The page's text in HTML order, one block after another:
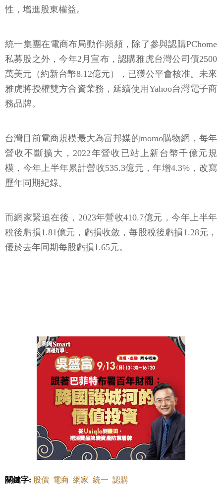
性，增進股東權益。
統一集團在電商布局動作頻頻，除了參與認購PChome
私募股之外，今年2月宣布，認購雅虎台灣公司債2500
萬美元（約新台幣8.12億元），已獲公平會核准。未來
雅虎將授權雙方合資業務，延續使用Yahoo台灣電子商
務品牌。
台灣目前電商規模最大為富邦媒的momo購物網，每年
營收不斷擴大，2022年營收已站上新台幣千億元規
模，今年上半年累計營收535.3億元，年增4.3%，改寫
歷年同期紀錄。
而網家緊追在後，2023年營收410.7億元，今年上半年
稅後虧損1.81億元，虧損收斂，每股稅後虧損1.28元，
優於去年同期每股虧損1.65元。
關鍵字: 股價 電商 網家 統一 認購